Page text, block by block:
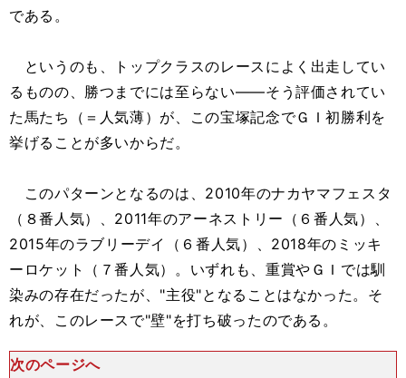
である。
というのも、トップクラスのレースによく出走してい
るものの、勝つまでには至らない――そう評価されてい
た馬たち（＝人気薄）が、この宝塚記念でＧＩ初勝利を
挙げることが多いからだ。
このパターンとなるのは、2010年のナカヤマフェスタ
（８番人気）、2011年のアーネストリー（６番人気）、
2015年のラブリーデイ（６番人気）、2018年のミッキ
ーロケット（７番人気）。いずれも、重賞やＧＩでは馴
染みの存在だったが、"主役"となることはなかった。そ
れが、このレースで"壁"を打ち破ったのである。
次のページへ